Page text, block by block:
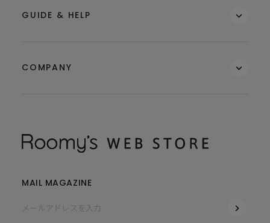
GUIDE & HELP
COMPANY
MAIL MAGAZINE